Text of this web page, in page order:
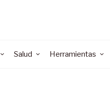
Salud Herramientas